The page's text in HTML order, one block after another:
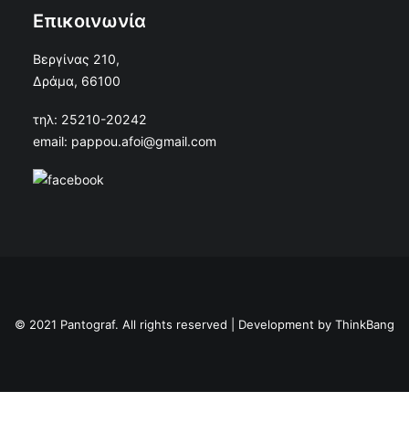
Επικοινωνία
Βεργίνας 210,
Δράμα, 66100
τηλ: 25210-20242
email: pappou.afoi@gmail.com
© 2021 Pantograf. All rights reserved | Development by ThinkBang